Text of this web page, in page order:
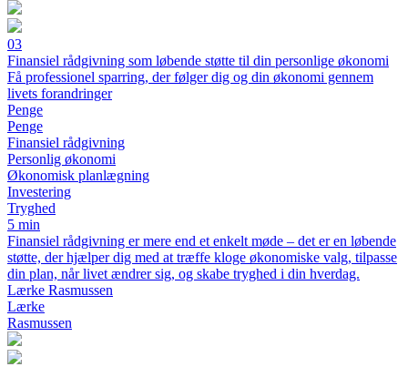
03
Finansiel rådgivning som løbende støtte til din personlige økonomi
Få professionel sparring, der følger dig og din økonomi gennem
livets forandringer
Penge
Penge
Finansiel rådgivning
Personlig økonomi
Økonomisk planlægning
Investering
Tryghed
5 min
Finansiel rådgivning er mere end et enkelt møde – det er en løbende
støtte, der hjælper dig med at træffe kloge økonomiske valg, tilpasse
din plan, når livet ændrer sig, og skabe tryghed i din hverdag.
Lærke Rasmussen
Lærke
Rasmussen